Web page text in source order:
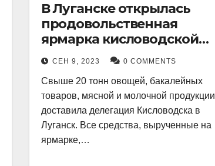
В Луганске открылась
продовольственная
ярмарка кисловодской
продукции.
СЕН 9, 2023 0 COMMENTS
Свыше 20 тонн овощей, бакалейных
товаров, мясной и молочной продукции
доставила делегация Кисловодска в
Луганск. Все средства, вырученные на
ярмарке,…